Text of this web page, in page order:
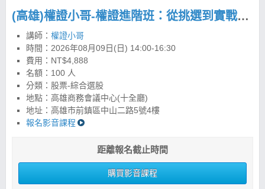
(高雄)權證小哥-權證進階班：從挑選到實戰，建立權證交易策略與風控框架
講師： 權證小哥
時間： 2026年08月09日(日) 14:00-16:30
費用：NT$4,888
名額：100 人
分類：股票-綜合選股
地點：高雄商務會議中心(十全廳)
地址：高雄市前鎮區中山二路5號4樓
報名影音課程
距離報名截止時間
購買影音課程